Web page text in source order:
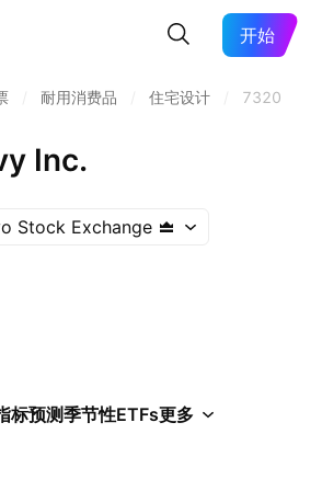
开始
耐用消费品 住宅设计 7320
Inc.
Stock Exchange
标预测季节性ETFs更多